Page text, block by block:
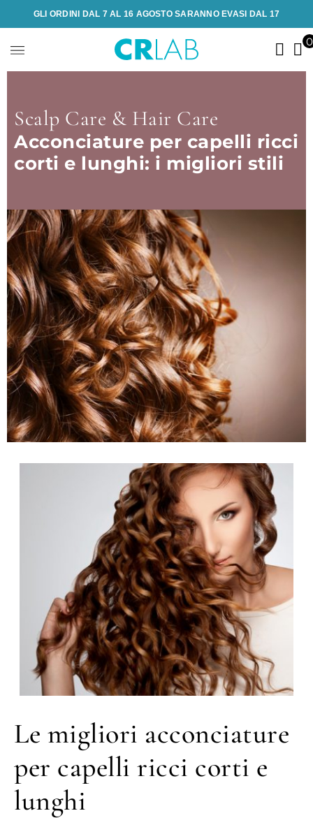
GLI ORDINI DAL 7 AL 16 AGOSTO SARANNO EVASI DAL 17
Scalp Care & Hair Care
Acconciature per capelli ricci
corti e lunghi: i migliori stili
Le migliori acconciature
per capelli ricci corti e
lunghi